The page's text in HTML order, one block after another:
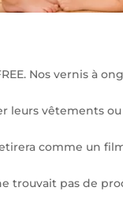
Nos vernis à
leurs vêtements
comme un
trouvait pas de